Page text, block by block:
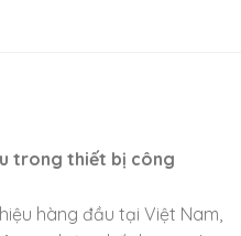
trong thiết bị công
hàng đầu tại Việt Nam,